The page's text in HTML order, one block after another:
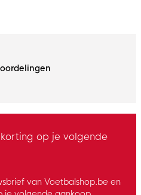
op je volgende
van Voetbalshop.be en